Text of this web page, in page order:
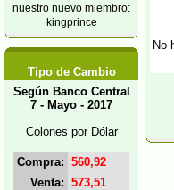
nuestro nuevo miembro:
kingprince
Tipo de Cambio
Según Banco Central
7 - Mayo - 2017
Colones por Dólar
Compra: 560,92
Venta: 573,51
No